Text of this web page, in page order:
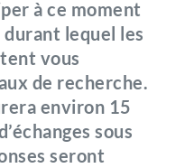
à ce moment
durant lequel les
vous
de recherche.
environ 15
sous
seront